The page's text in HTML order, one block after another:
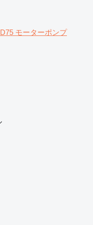
モーターポンプ